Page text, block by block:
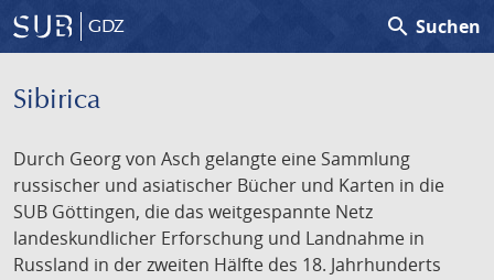
GDZ search Suchen
Sibirica
Durch Georg von Asch gelangte eine Sammlung
russischer und asiatischer Bücher und Karten in die
SUB Göttingen, die das weitgespannte Netz
landeskundlicher Erforschung und Landnahme in
Russland in der zweiten Hälfte des 18. Jahrhunderts